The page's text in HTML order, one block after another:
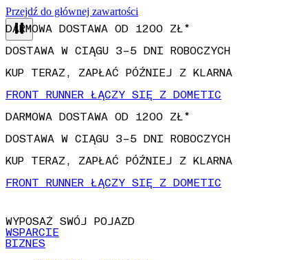
Przejdź do głównej zawartości
DARMOWA DOSTAWA OD 1200 ZŁ*
DOSTAWA W CIĄGU 3–5 DNI ROBOCZYCH
KUP TERAZ, ZAPŁAĆ PÓŹNIEJ Z KLARNA
FRONT RUNNER ŁĄCZY SIĘ Z DOMETIC
DARMOWA DOSTAWA OD 1200 ZŁ*
DOSTAWA W CIĄGU 3–5 DNI ROBOCZYCH
KUP TERAZ, ZAPŁAĆ PÓŹNIEJ Z KLARNA
FRONT RUNNER ŁĄCZY SIĘ Z DOMETIC
WYPOSAŻ SWÓJ POJAZD
WSPARCIE
BIZNES